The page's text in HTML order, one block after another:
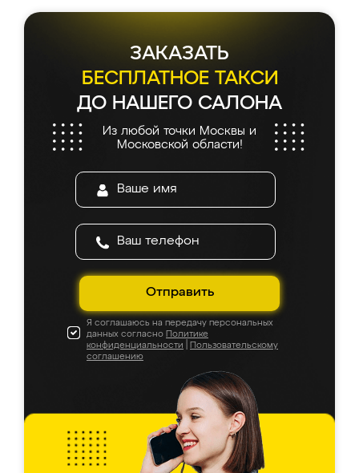
ЗАКАЗАТЬ
БЕСПЛАТНОЕ ТАКСИ
ДО НАШЕГО САЛОНА
Из любой точки Москвы и
Московской области!
Отправить
Я соглашаюсь на передачу персональных
данных согласно Политике
конфиденциальности
Пользовательскому
соглашению